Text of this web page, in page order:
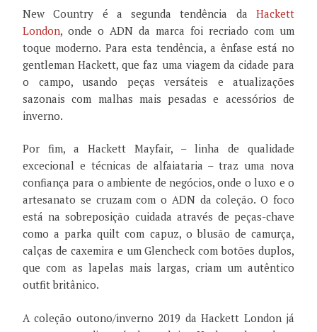
New Country é a segunda tendência da Hackett
London, onde o ADN da marca foi recriado com um
toque moderno. Para esta tendência, a ênfase está no
gentleman Hackett, que faz uma viagem da cidade para
o campo, usando peças versáteis e atualizações
sazonais com malhas mais pesadas e acessórios de
inverno.
Por fim, a Hackett Mayfair, – linha de qualidade
excecional e técnicas de alfaiataria – traz uma nova
confiança para o ambiente de negócios, onde o luxo e o
artesanato se cruzam com o ADN da coleção. O foco
está na sobreposição cuidada através de peças-chave
como a parka quilt com capuz, o blusão de camurça,
calças de caxemira e um Glencheck com botões duplos,
que com as lapelas mais largas, criam um autêntico
outfit britânico.
A coleção outono/inverno 2019 da Hackett London já